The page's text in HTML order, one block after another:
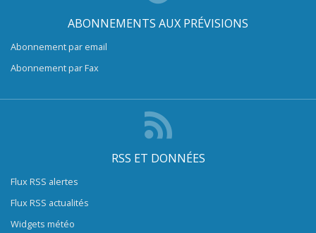
ABONNEMENTS AUX PRÉVISIONS
Abonnement par email
Abonnement par Fax
RSS ET DONNÉES
Flux RSS alertes
Flux RSS actualités
Widgets météo